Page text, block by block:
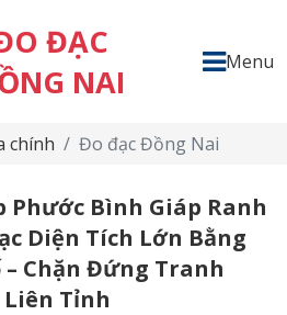
ĐẠC
NAI
Menu
chính Đo đạc Đồng Nai
Bình Giáp Ranh
Diện Tích Lớn Bằng
– Chặn Đứng Tranh
Tỉnh